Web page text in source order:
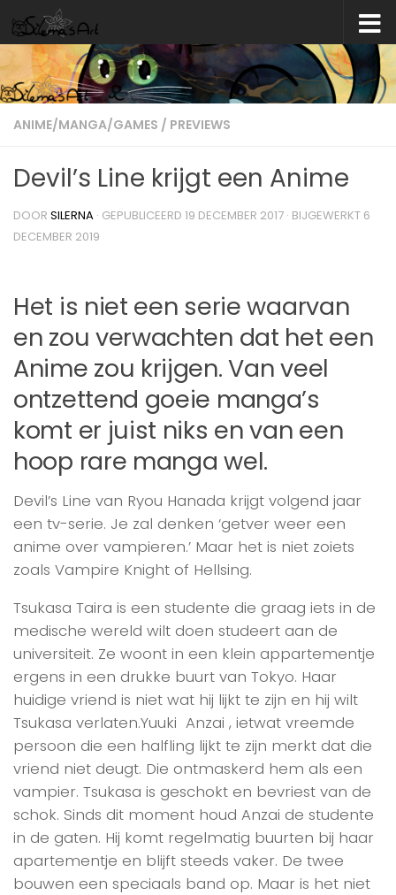
Skip to content
ANIME/MANGA/GAMES / PREVIEWS
Devil’s Line krijgt een Anime
DOOR SILERNA · GEPUBLICEERD 19 DECEMBER 2017 · BIJGEWERKT 6
DECEMBER 2019
Het is niet een serie waarvan
en zou verwachten dat het een
Anime zou krijgen. Van veel
ontzettend goeie manga’s
komt er juist niks en van een
hoop rare manga wel.
Devil’s Line van Ryou Hanada krijgt volgend jaar
een tv-serie. Je zal denken ‘getver weer een
anime over vampieren.’ Maar het is niet zoiets
zoals Vampire Knight of Hellsing.
Tsukasa Taira is een studente die graag iets in de
medische wereld wilt doen studeert aan de
universiteit. Ze woont in een klein appartementje
ergens in een drukke buurt van Tokyo. Haar
huidige vriend is niet wat hij lijkt te zijn en hij wilt
Tsukasa verlaten.Yuuki Anzai , ietwat vreemde
persoon die een halfling lijkt te zijn merkt dat die
vriend niet deugt. Die ontmaskerd hem als een
vampier. Tsukasa is geschokt en bevriest van de
schok. Sinds dit moment houd Anzai de studente
in de gaten. Hij komt regelmatig buurten bij haar
apartementje en blijft steeds vaker. De twee
bouwen een speciaals band op. Maar is het niet